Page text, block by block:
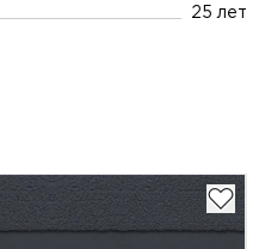
25 лет